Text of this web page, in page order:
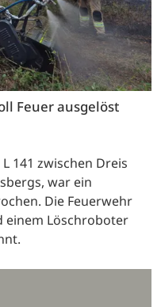
Feuer ausgelöst
141 zwischen Dreis
war ein
Die Feuerwehr
einem Löschroboter